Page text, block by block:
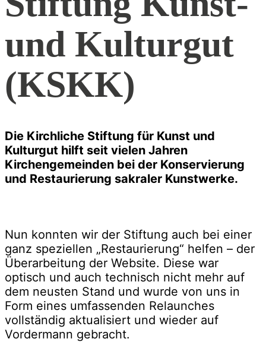
und Kulturgut
(KSKK)
Die Kirchliche Stiftung für Kunst und
Kulturgut hilft seit vielen Jahren
Kirchengemeinden bei der Konservierung
und Restaurierung sakraler Kunstwerke.
Nun konnten wir der Stiftung auch bei einer
ganz speziellen „Restaurierung“ helfen – der
Überarbeitung der Website. Diese war
optisch und auch technisch nicht mehr auf
dem neusten Stand und wurde von uns in
Form eines umfassenden Relaunches
vollständig aktualisiert und wieder auf
Vordermann gebracht.